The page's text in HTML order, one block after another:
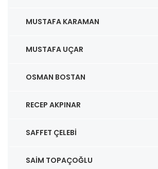
MUSTAFA KARAMAN
MUSTAFA UÇAR
OSMAN BOSTAN
RECEP AKPINAR
SAFFET ÇELEBI
SAIM TOPAÇOĞLU